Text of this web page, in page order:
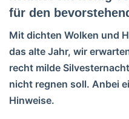
für den
Mit dichten Wolken und
das alte Jahr, wir
recht milde
nicht regnen soll. Anbei
Hinweise.